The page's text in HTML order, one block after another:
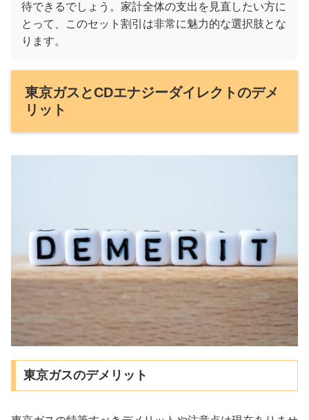
待できるでしょう。家計全体の支出を見直したい方に
とって、このセット割引は非常に魅力的な選択肢とな
ります。
東京ガスとCDエナジーダイレクトのデメ
リット
東京ガスのデメリット